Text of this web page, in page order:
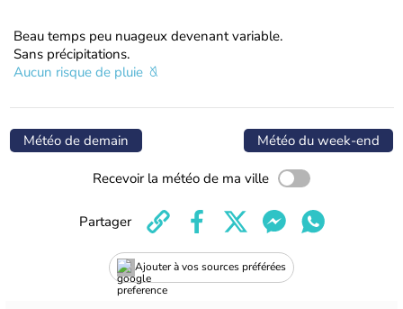
Beau temps peu nuageux devenant variable.
Sans précipitations.
Aucun risque de pluie
Météo de demain Météo du week-end
Recevoir la météo de ma ville
Ajouter à vos sources préférées
Partager